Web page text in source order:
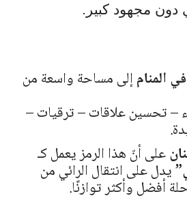
دون مجهود كبير.
المنامإلى مساحة واسعة من
– تحسين علاقات – ترقيات –
على أنّ هذا الرمز يعمل كـ
يدل على انتقال الرائي من
أفضل وأكثر توازنًا.